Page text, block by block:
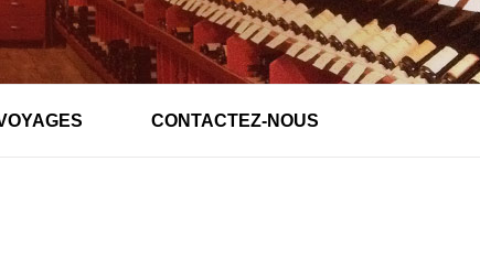
CONTACTEZ-NOUS